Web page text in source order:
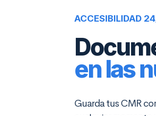
ACCESIBILIDAD
en las
Guarda tus CMR